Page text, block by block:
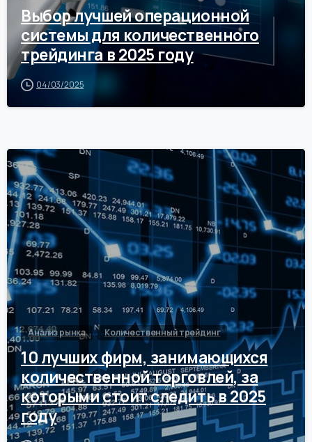
Выбор лучшей операционной
системы для количественного
трейдинга в 2025 году
04/03/2025
0
Анализ рынка Количественный трейдинг
10 лучших фирм, занимающихся
количественной торговлей, за
которыми стоит следить в 2025
году